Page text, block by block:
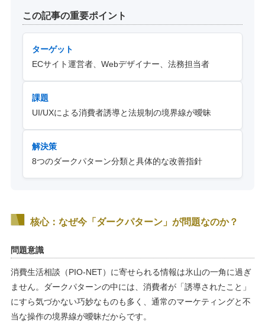
この記事の重要ポイント
ターゲット
ECサイト運営者、Webデザイナー、法務担当者
課題
UI/UXによる消費者誘導と法規制の境界線が曖昧
解決策
8つのダークパターン分類と具体的な改善指針
核心：なぜ今「ダークパターン」が問題なのか？
問題意識
消費生活相談（PIO-NET）に寄せられる情報は氷山の一角に過ぎ
ません。ダークパターンの中には、消費者が「誘導されたこと」
にすら気づかない巧妙なものも多く、通常のマーケティングと不
当な操作の境界線が曖昧だからです。